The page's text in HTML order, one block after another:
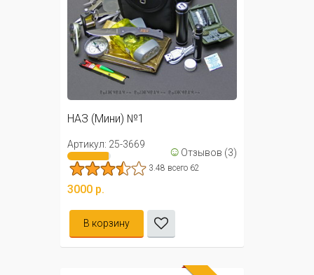
НАЗ (Мини) №1
Артикул: 25-3669 ☺ Отзывов (3)
3.48 всего 62
3000 р.
В корзину